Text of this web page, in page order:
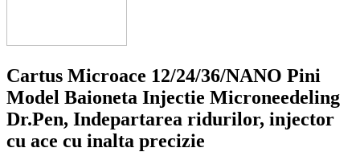
Cartus Microace 12/24/36/NANO Pini
Model Baioneta Injectie Microneedeling
Dr.Pen, Indepartarea ridurilor, injector
cu ace cu inalta precizie